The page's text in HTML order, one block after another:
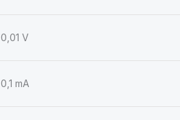
0,01 V
0,1 mA